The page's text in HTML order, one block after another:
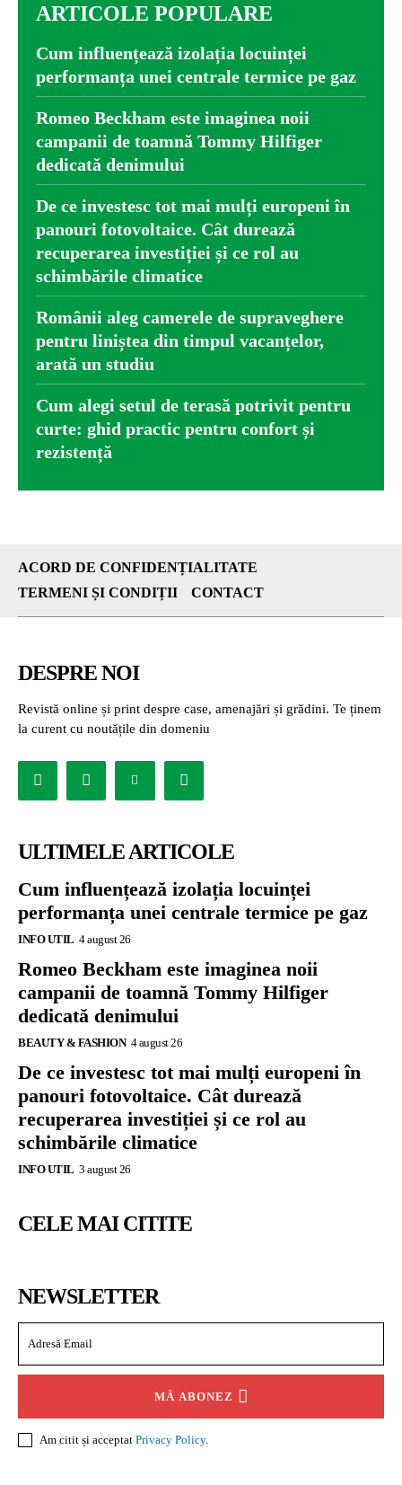
ARTICOLE POPULARE
Cum influențează izolația locuinței
performanța unei centrale termice pe gaz
Romeo Beckham este imaginea noii
campanii de toamnă Tommy Hilfiger
dedicată denimului
De ce investesc tot mai mulți europeni în
panouri fotovoltaice. Cât durează
recuperarea investiției și ce rol au
schimbările climatice
Românii aleg camerele de supraveghere
pentru liniștea din timpul vacanțelor,
arată un studiu
Cum alegi setul de terasă potrivit pentru
curte: ghid practic pentru confort și
rezistență
ACORD DE CONFIDENȚIALITATE
TERMENI ȘI CONDIȚII
CONTACT
DESPRE NOI
Revistă online și print despre case, amenajări și grădini. Te ținem
la curent cu noutățile din domeniu
ULTIMELE ARTICOLE
Cum influențează izolația locuinței
performanța unei centrale termice pe gaz
INFO UTIL 4 august 26
Romeo Beckham este imaginea noii
campanii de toamnă Tommy Hilfiger
dedicată denimului
BEAUTY & FASHION 4 august 26
De ce investesc tot mai mulți europeni în
panouri fotovoltaice. Cât durează
recuperarea investiției și ce rol au
schimbările climatice
INFO UTIL 3 august 26
CELE MAI CITITE
NEWSLETTER
MĂ ABONEZ
Am citit și acceptat Privacy Policy.